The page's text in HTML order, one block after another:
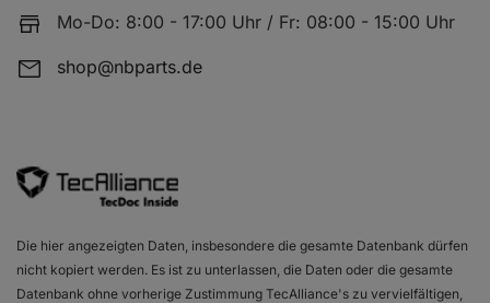
Mo-Do: 8:00 - 17:00 Uhr / Fr: 08:00 - 15:00 Uhr
shop@nbparts.de
Die hier angezeigten Daten, insbesondere die gesamte Datenbank dürfen
nicht kopiert werden. Es ist zu unterlassen, die Daten oder die gesamte
Datenbank ohne vorherige Zustimmung TecAlliance's zu vervielfältigen,